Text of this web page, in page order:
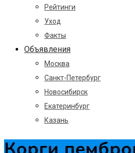
Рейтинги
Уход
Факты
Объявления
Москва
Санкт-Петербург
Новосибирск
Екатеринбург
Казань